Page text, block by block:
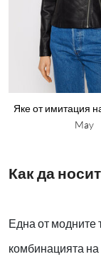
Яке от имитация
May
Как да
Една от модните
комбинацията